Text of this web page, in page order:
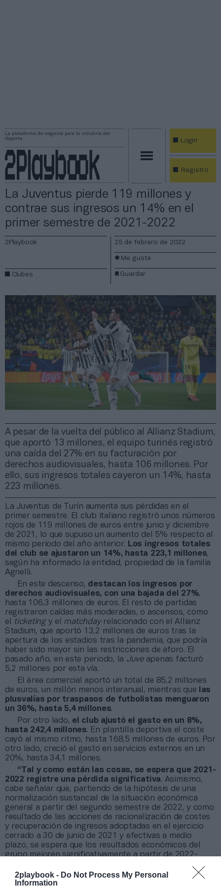
2playbook - Do Not Process My Personal
Information
La plataforma de negocios para la industria del
deporte
Login
Registro
La Juventus pierde 119 millones y
contrae sus ingresos un 14% en el
primer semestre de 2021-2022
A pesar de la vuelta del público al Allianz Stadium,
que aportó 13 millones, el equipo turinés registró
una caída del 27% en su facturación por
derechos audiovisuales, hasta 106 millones. Por
ello, sus ingresos totales cayeron un 14%, hasta
223 millones.
2Playbook
Clubes
25 de febrero de 2022
Guardar
Me gusta
La Juventus de Turín aumenta sus pérdidas en el
primer semestre. El club italiano registró unos números
rojos de 119 millones de euros entre junio y diciembre
de 2021, lo que supuso un aumento del 5% respecto al
mismo periodo del año anterior. Los ingresos totales
del club se ajustaron un 14%, hasta 223,1 millones,
según ha informado la entidad, propiedad de la familia
Agnelli.
En este descenso, destacan los ingresos por
derechos audiovisuales, con una bajada del 27%,
hasta 106,3 millones de euros. El resto de partidas
registraron caídas más moderadas, o ascensos, como
el
ticketingy el matchdayrelacionado con el Allianz
Stadium, que aportó 13,2 millones de euros tras la
apertura de los estadios tras la pandemia, que podría
haber sido mayor sin las restricciones de aforo. El
pasado año, en este periodo, la Juveapenas facturó
5,2 millones por esta vía.
El área comercial aportó un total de 85,2 millones
de euros, un millón menos interanual, mientras que
las
plusvalías por traspasos de futbolistas menguaron
un 36%, hasta 5,4 millones.
Por otro lado, el club ajustó el gasto en un 8%,
hasta 242,4 millones. En plantilla deportiva el coste
cayó al mismo ritmo, hasta 168,5 millones de euros. Por
otro lado, creció el gasto en servicios externos en un
20%, hasta 34,1 millones.
“Tal y como están las cosas, se espera que 2021-
2022 registre una pérdida significativa. Asimismo,
cabe señalar que, partiendo de la hipótesis de una
normalización sustancial de la situación económica
general a partir del segundo semestre de 2022, y como
resultado de las acciones de racionalización de costes
y recuperación de ingresos adoptadas en el ejercicio
cerrado a 30 de junio de 2021 y efectivas a medio
plazo, se espera que los resultados económicos del
grupo mejoren significativamente a partir de 2022-